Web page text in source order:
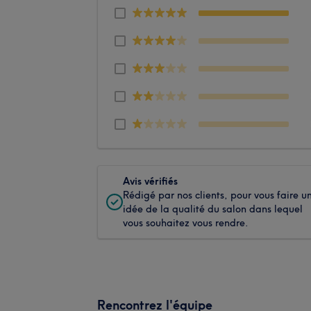
Avis vérifiés
Rédigé par nos clients, pour vous faire
idée de la qualité du salon dans lequel
vous souhaitez vous rendre.
Rencontrez l'équipe